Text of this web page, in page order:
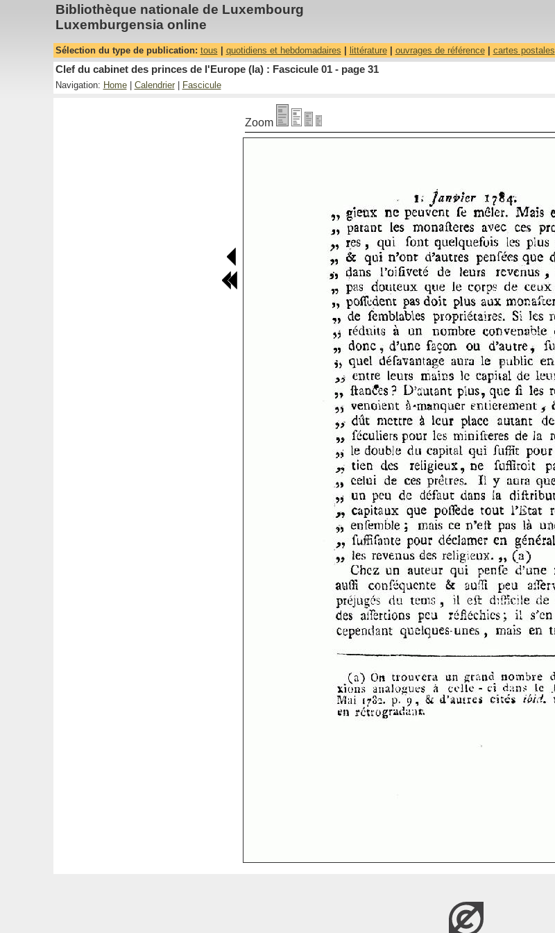
Bibliothèque nationale de Luxembourg
Luxemburgensia online
Sélection du type de publication: tous quotidiens et hebdomadaires littérature| ouvrages de référence| cartes postales
Clef du cabinet des princes de l'Europe (la) : Fascicule 01 - page 31
Navigation: Home| Calendrier| Fascicule
Zoom